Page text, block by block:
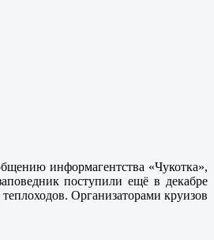
информагентства «Чукотка»,
поступили ещё в декабре
Организаторами круизов